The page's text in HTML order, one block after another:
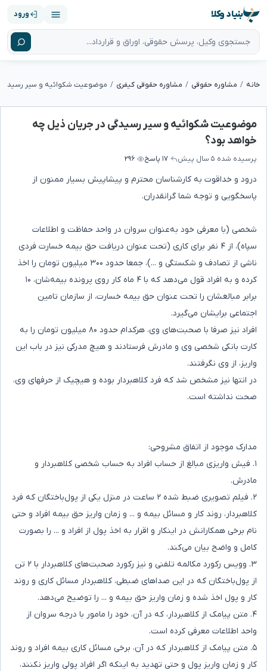
بنیاد وکلا ورود
خانه مشاوره حقوقی مشاوره حقوقی کیفری
موضوعیت شکوائیه و سیر رسیدگی در جریان ذیل چه
خواهد بود؟
پرسیده شده ۵ سال پیش ۱۷ پاسخ ۲۹۶
درود و خداقوت به کارشناسان محترم و پیشاپیش بسیار ممنون از
پاسخگویی و توجه شما گرانقدران.
شخصی (با معرفی خود به‌عنوان سروان در واحد حفاظت و اطلاعات
سپاه)، از ۴ نفر برای کاری (تحت عنوان دریافت حق بیمه خسارت فردی
ناشی از تصادف و شکستگی و ...)، جمعا حدود ۳۰۰ میلیون تومان را اخذ
کرده و به افراد قول می‌دهد که با ۴ ماه کار روی پرونده بیمه‌شان، ۱۰
برابر مبالغشان را تحت عنوان حق بیمه خسارت، از سازمان تامین
اجتماعی برایشان می‌گیرد.
افراد نیز صرفا با صحبت‌های وی، هرکدام حدود ۸۰ میلیون تومان را به
کارت بانکی شخصی وی و مادرش فرستادند و هیچ مدرکی نیز در باب این
واریز، از وی نگرفتند.
در انتها نیز مشخص شد که فرد کلاهبردار بوده و هیچیک از حرفهای وی،
صحت نداشته است.
مدارک موجود از اتفاق مشروحی:
۱. فیش واریزی مبالغ از حساب افراد به حساب شخصی کلاهبردار و
مادرش.
۲. فیلم تصویری ضبط شده ۲ ساعت در منزل یکی از پول‌باختگان که فرد
کلاهبردار، روند کار و مسائل بیمه و ... و زمان واریز حق بیمه افراد و حتی
نام برخی همکارانش در اینکار و اقرار به اخذ پول از افراد و ... را بصورت
کامل و واضح بیان می‌کند.
۳. وویس رکورد مکالمه تلفنی و نیز رکورد صحبت‌های کلاهبردار با ۲ تن
از پول‌باختگان که در این صداهای ضبطی، کلاهبردار مسائل کاری و روند
کار و پول اخذ شده و زمان واریز حق بیمه و ... را توضیح می‌دهد.
۴. متن پیامک از کلاهبردار، که در آن، خود را مامور با درجه سروان از
واحد اطلاعات معرفی کرده است.
۵. متن پیامک از کلاهبردار که در آن، برخی مسائل کاری بیمه افراد و روند
کار و زمان واریز پول و حتی تهدید به اینکه اگر افراد پولی واریز نکنند،